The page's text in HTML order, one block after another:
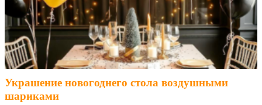
Украшение новогоднего стола воздушными
шариками